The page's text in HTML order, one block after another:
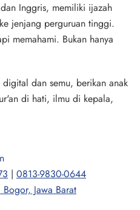
Inggris, memiliki ijazah
jenjang perguruan tinggi.
memahami. Bukan hanya
dan semu, berikan anak
di hati, ilmu di kepala,
| 0813-9830-0644
Jawa Barat